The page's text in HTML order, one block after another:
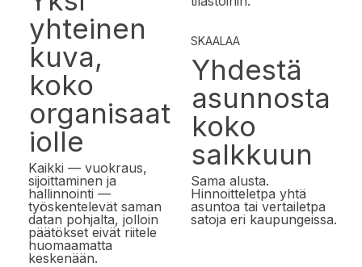
yhteinen
kuva,
koko
organisaat
iolle
Kaikki — vuokraus,
sijoittaminen ja
hallinnointi —
työskentelevät saman
datan pohjalta, jolloin
päätökset eivät riitele
huomaamatta
keskenään.
SKAALAA
Yhdestä
asunnosta
koko
salkkuun
Sama alusta.
Hinnoitteletpa yhtä
asuntoa tai vertailetpa
satoja eri kaupungeissa.